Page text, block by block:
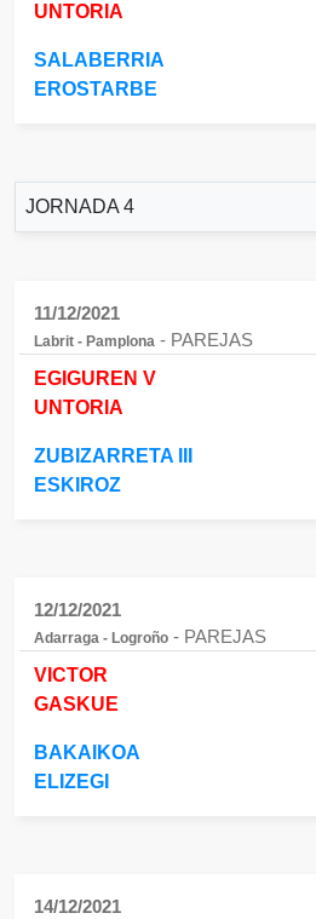
UNTORIA
SALABERRIA
EROSTARBE
JORNADA 4
11/12/2021
Labrit - Pamplona - PAREJAS
EGIGUREN V
UNTORIA
ZUBIZARRETA III
ESKIROZ
12/12/2021
Adarraga - Logroño - PAREJAS
VICTOR
GASKUE
BAKAIKOA
ELIZEGI
14/12/2021